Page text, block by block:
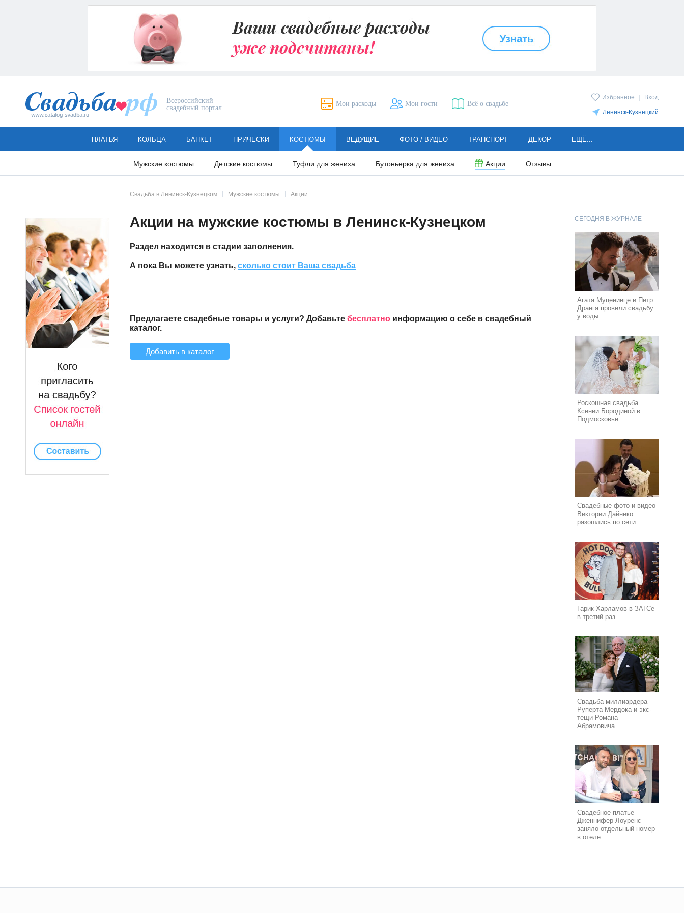
Всероссийский
свадебный портал
Избранное Вход
Ленинск-Кузнецкий
Мои расходы Мои гости Всё о свадьбе
ПЛАТЬЯ КОЛЬЦА БАНКЕТ ПРИЧЕСКИ КОСТЮМЫ
Мужские костюмы Детские костюмы Туфли для жениха Бутоньерка для жениха Акции Отзывы
ВЕДУЩИЕ ФОТО / ВИДЕО ТРАНСПОРТ ДЕКОР ЕЩЁ...
Свадьба в Ленинск-Кузнецком Мужские костюмы Акции
Акции на мужские костюмы в Ленинск-Кузнецком
Раздел находится в стадии заполнения.
А пока Вы можете узнать, сколько стоит Ваша свадьба
Предлагаете свадебные товары и услуги? Добавьте бесплатно информацию о себе в свадебный
каталог.
Добавить в каталог
СЕГОДНЯ В ЖУРНАЛЕ
Агата Муцениеце и Петр
Дранга провели свадьбу
у воды
Роскошная свадьба
Ксении Бородиной в
Подмосковье
Свадебные фото и видео
Виктории Дайнеко
разошлись по сети
Гарик Харламов в ЗАГСе
в третий раз
Свадьба миллиардера
Руперта Мердока и экс-
тещи Романа
Абрамовича
Свадебное платье
Дженнифер Лоуренс
заняло отдельный номер
в отеле